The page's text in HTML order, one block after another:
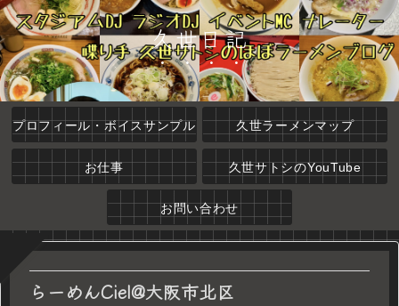
久世日記
プロフィール・ボイスサンプル 久世ラーメンマップ
お仕事 久世サトシのYouTube
お問い合わせ
らーめんCiel@大阪市北区